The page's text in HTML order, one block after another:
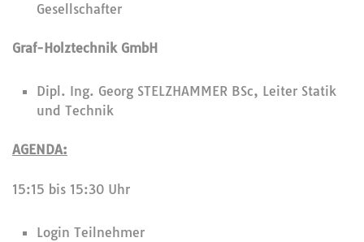
Gesellschafter
Graf-Holztechnik GmbH
Dipl. Ing. Georg STELZHAMMER BSc, Leiter Statik
und Technik
AGENDA:
15:15 bis 15:30 Uhr
Login Teilnehmer